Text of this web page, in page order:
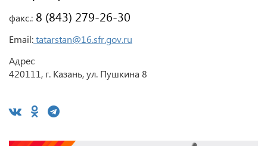
факс.: 8 (843) 279-26-30
Email:tatarstan@16.sfr.gov.ru
Адрес
420111, г. Казань, ул. Пушкина 8